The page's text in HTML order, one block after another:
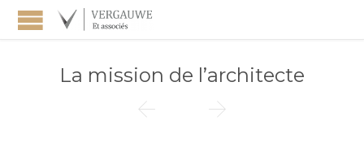
La mission de l’architecte
 